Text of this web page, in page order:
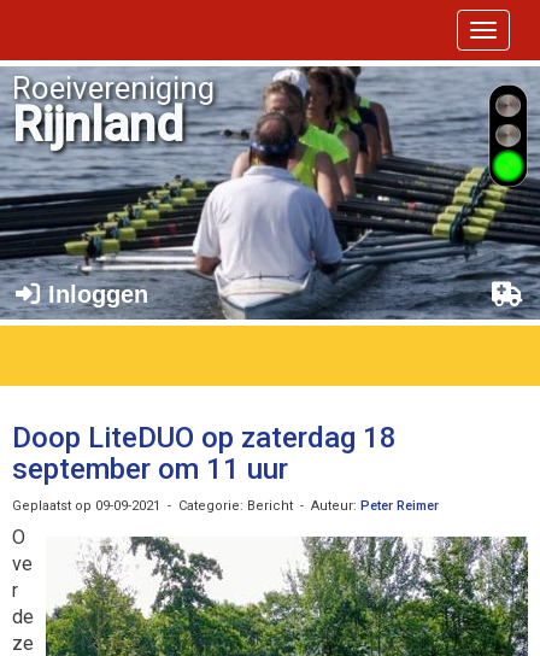
Toggle
Roeivereniging
Rijnland
Inloggen
Doop LiteDUO op zaterdag 18
september om 11 uur
Geplaatst op 09-09-2021 - Categorie: Bericht - Auteur: Peter Reimer
O
ve
r
de
ze